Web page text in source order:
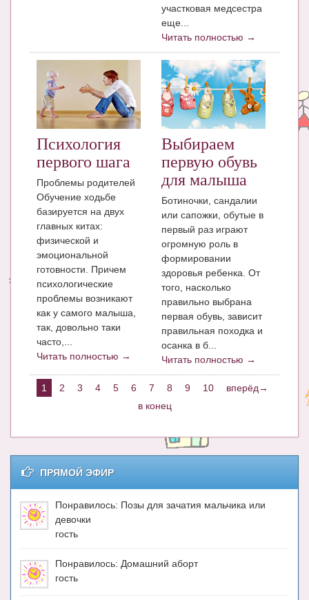
участковая медсестра
еще...
Читать полностью →
Психология
первого шага
Проблемы родителей
Обучение ходьбе
базируется на двух
главных китах:
физической и
эмоциональной
готовности. Причем
психологические
проблемы возникают
как у самого малыша,
так, довольно таки
часто,...
Читать полностью →
Выбираем
первую обувь
для малыша
Ботиночки, сандалии
или сапожки, обутые в
первый раз играют
огромную роль в
формировании
здоровья ребенка. От
того, насколько
правильно выбрана
первая обувь, зависит
правильная походка и
осанка в б...
Читать полностью →
1 2 3 4 5 6 7 8 9 10
вперёд→
в конец
ПРЯМОЙ ЭФИР
Понравилось: Позы для зачатия мальчика или
девочки
гость
Понравилось: Домашний аборт
гость